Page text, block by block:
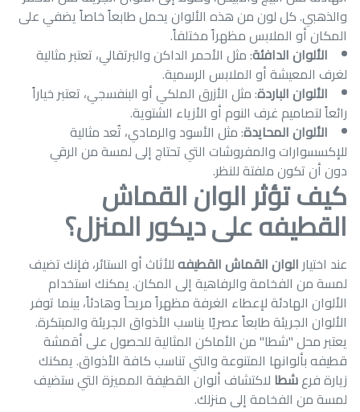
والذهبي. كل لون من هذه الألوان يحمل طابعاً خاصاً يضفي على
المكان أو الملابس مظهراً مختلفاً.
الألوان الدافئة: مثل الأحمر الداكن والبرتقالي، تعتبر مثالية
لغرف المعيشة أو الملابس الرسمية.
الألوان الباردة: مثل الأزرق الملكي أو البنفسجي، تعتبر خياراً
رائعاً لتصاميم غرف النوم أو الأزياء الشتوية.
الألوان المحايدة: مثل الأسود والرمادي، تُعد مثالية
للإكسسوارات والمفروشات التي تحتاج إلى لمسة من الرقي
دون أن تكون ملفتة للنظر.
كيف تؤثر الوان القماش
القطيفه على ديكور المنزل؟
عند اختيار الوان القماش القطيفهللأثاث أو الستائر، فإنك تضيف
لمسة من الفخامة والرفاهية إلى المكان. يمكنك استخدام
الألوان الهادئة لإعطاء الغرفة مظهراً مريحاً وهادئاً، بينما توفر
الألوان الجريئة طابعاً عصريًا يناسب الأذواق الجريئة والمبتكرة.
يعتبر محل "شطا" من الأماكن المثالية للحصول على أقمشة
قطيفه بألوانها المتنوعة والتي تناسب كافة الأذواق. يمكنك
زيارة فرعشطا لاكتشاف ألوان القطيفة المميزة التي ستضيف
لمسة من الفخامة إلى منزلك.